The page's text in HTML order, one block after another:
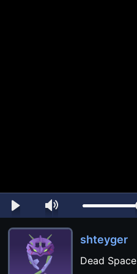
shteyger
Dead Space